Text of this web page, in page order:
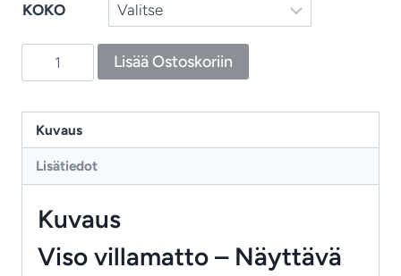
KOKO
–
geometrinen
villamatto
harkittuun
määrä
Lisää Ostoskoriin
Kuvaus
Lisätiedot
Kuvaus
Viso villamatto – Näyttävä